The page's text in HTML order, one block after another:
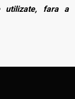
utilizate, fara a